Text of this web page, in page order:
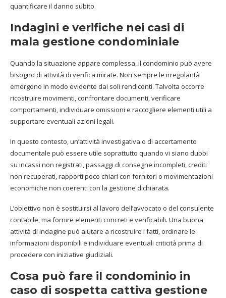
quantificare il danno subito.
Indagini e verifiche nei casi di
mala gestione condominiale
Quando la situazione appare complessa, il condominio può avere
bisogno di attività di verifica mirate. Non sempre le irregolarità
emergono in modo evidente dai soli rendiconti. Talvolta occorre
ricostruire movimenti, confrontare documenti, verificare
comportamenti, individuare omissioni e raccogliere elementi utili a
supportare eventuali azioni legali.
In questo contesto, un’attività investigativa o di accertamento
documentale può essere utile soprattutto quando vi siano dubbi
su incassi non registrati, passaggi di consegne incompleti, crediti
non recuperati, rapporti poco chiari con fornitori o movimentazioni
economiche non coerenti con la gestione dichiarata.
L’obiettivo non è sostituirsi al lavoro dell’avvocato o del consulente
contabile, ma fornire elementi concreti e verificabili. Una buona
attività di indagine può aiutare a ricostruire i fatti, ordinare le
informazioni disponibili e individuare eventuali criticità prima di
procedere con iniziative giudiziali.
Cosa può fare il condominio in
caso di sospetta cattiva gestione